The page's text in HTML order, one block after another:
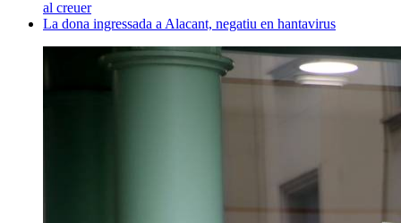
al creuer
La dona ingressada a Alacant, negatiu en hantavirus